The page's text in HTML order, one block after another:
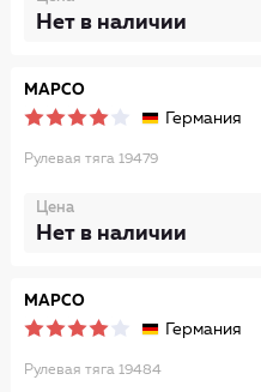
Нет в наличии
MAPCO
Германия
Рулевая тяга 19479
Цена
Нет в наличии
MAPCO
Германия
Рулевая тяга 19484